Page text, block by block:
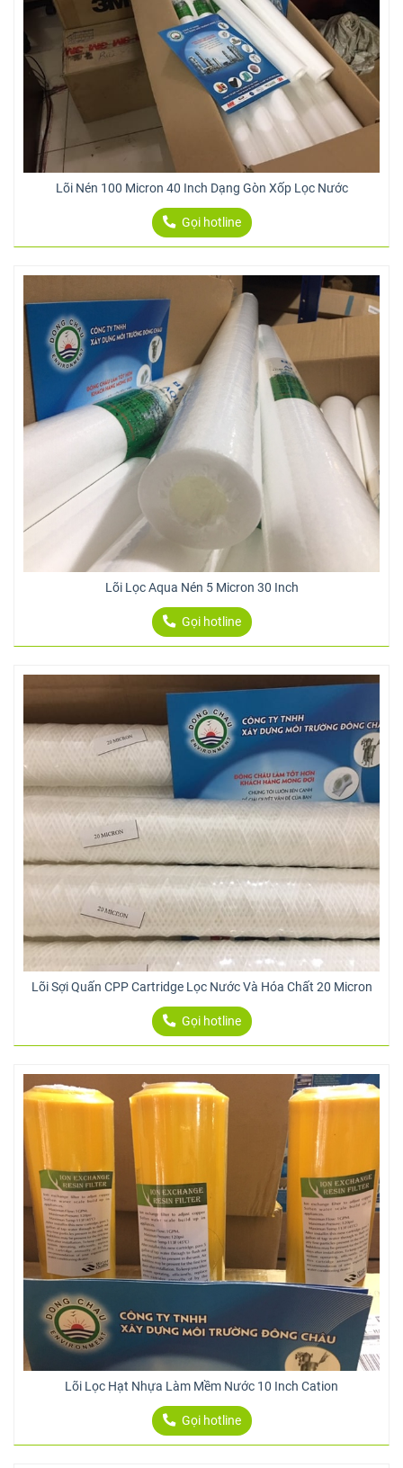
Lõi Nén 100 Micron 40 Inch Dạng Gòn Xốp Lọc Nước
Gọi hotline
Lõi Lọc Aqua Nén 5 Micron 30 Inch
Gọi hotline
Lõi Sợi Quấn CPP Cartridge Lọc Nước Và Hóa Chất 20 Micron
Gọi hotline
Lõi Lọc Hạt Nhựa Làm Mềm Nước 10 Inch Cation
Gọi hotline